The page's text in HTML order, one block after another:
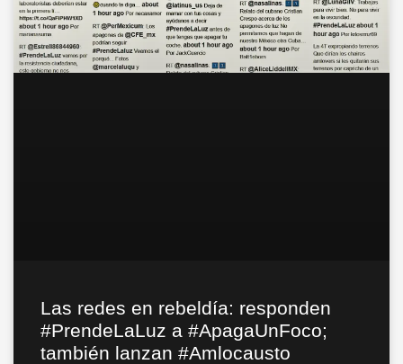
Las redes en rebeldía: responden
#PrendeLaLuz a #ApagaUnFoco;
también lanzan #Amlocausto